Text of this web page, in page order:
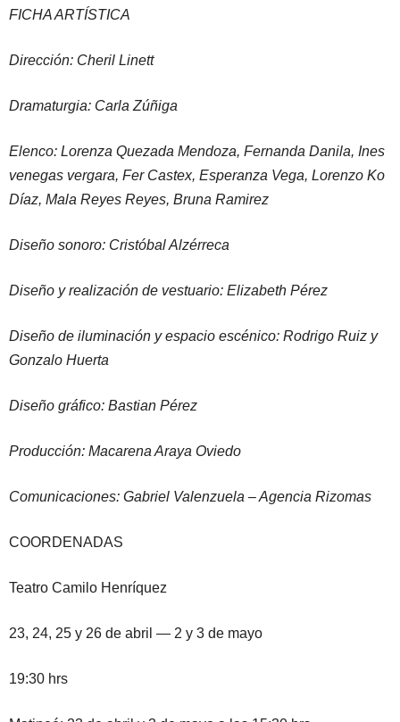
FICHA ARTÍSTICA
Dirección: Cheril Linett
Dramaturgia: Carla Zúñiga
Elenco: Lorenza Quezada Mendoza, Fernanda Danila, Ines
venegas vergara, Fer Castex, Esperanza Vega, Lorenzo Ko
Díaz, Mala Reyes Reyes, Bruna Ramirez
Diseño sonoro: Cristóbal Alzérreca
Diseño y realización de vestuario: Elizabeth Pérez
Diseño de iluminación y espacio escénico: Rodrigo Ruiz y
Gonzalo Huerta
Diseño gráfico: Bastian Pérez
Producción: Macarena Araya Oviedo
Comunicaciones: Gabriel Valenzuela – Agencia Rizomas
COORDENADAS
Teatro Camilo Henríquez
23, 24, 25 y 26 de abril — 2 y 3 de mayo
19:30 hrs